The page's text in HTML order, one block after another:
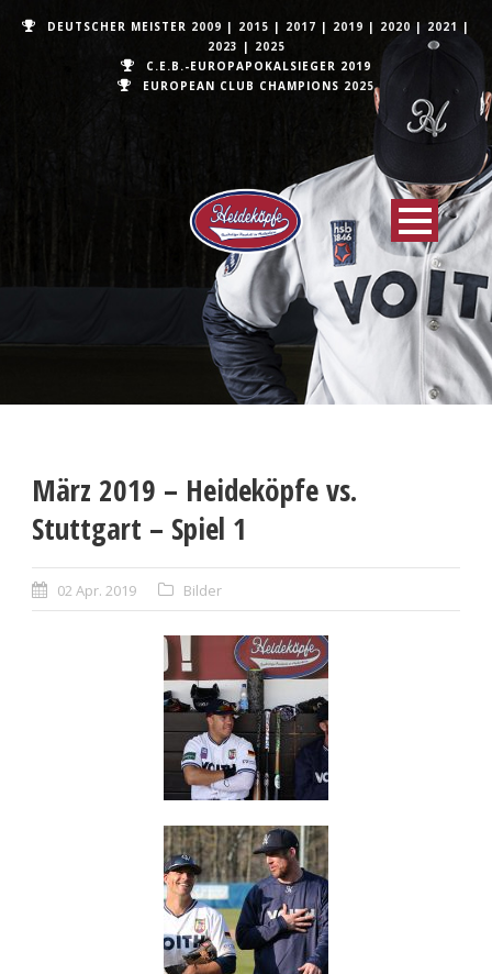
DEUTSCHER MEISTER 2009 | 2015 | 2017 | 2019 | 2020 | 2021 |
2023 | 2025
C.E.B.-EUROPAPOKALSIEGER 2019
EUROPEAN CLUB CHAMPIONS 2025
März 2019 – Heideköpfe vs.
Stuttgart – Spiel 1
02 Apr. 2019 Bilder